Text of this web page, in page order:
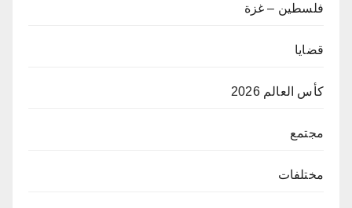
فلسطين – غزة
قضايا
كأس العالم 2026
مجتمع
مختلفات